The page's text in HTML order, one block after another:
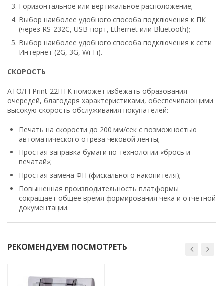
Горизонтальное или вертикальное расположение;
Выбор наиболее удобного способа подключения к ПК
(через RS-232C, USB-порт, Ethernet или Bluetooth);
Выбор наиболее удобного способа подключения к сети
Интернет (2G, 3G, Wi-Fi).
СКОРОСТЬ
АТОЛ FPrint-22ПТК поможет избежать образования
очередей, благодаря характеристиками, обеспечивающими
высокую скорость обслуживания покупателей:
Печать на скорости до 200 мм/сек с возможностью
автоматического отреза чековой ленты;
Простая заправка бумаги по технологии «брось и
печатай»;
Простая замена ФН (фискального накопителя);
Повышенная производительность платформы
сокращает общее время формирования чека и отчетной
документации.
РЕКОМЕНДУЕМ ПОСМОТРЕТЬ